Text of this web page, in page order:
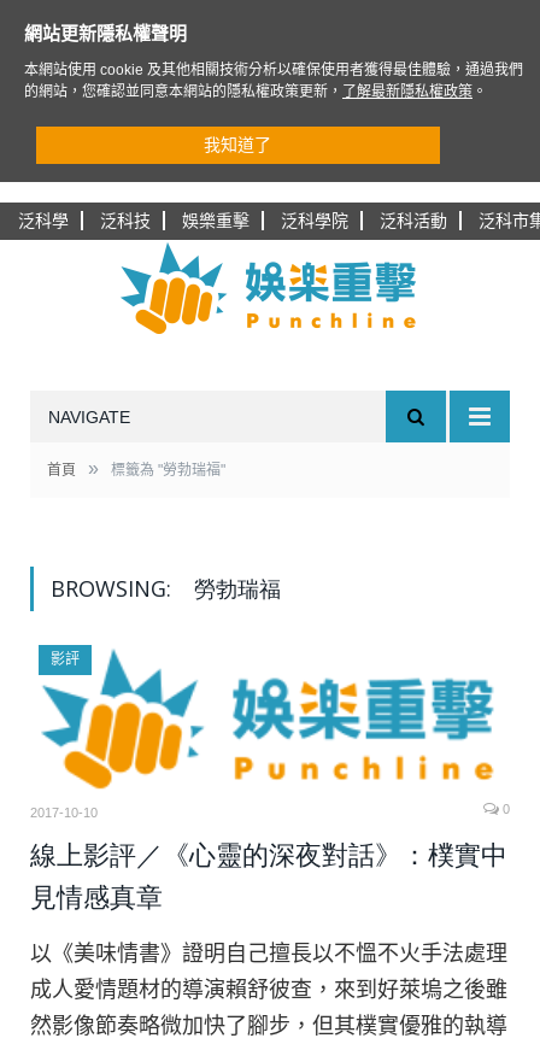
泛科學 泛科技 娛樂重擊 泛科學院 泛科活動 泛科市
NAVIGATE
首頁 » 標籤為 "勞勃瑞福"
BROWSING: 勞勃瑞福
影評
2017-10-10 0
線上影評／《心靈的深夜對話》：樸實中
見情感真章
以《美味情書》證明自己擅長以不慍不火手法處理
成人愛情題材的導演賴舒彼查，來到好萊塢之後雖
然影像節奏略微加快了腳步，但其樸實優雅的執導
網站更新隱私權聲明
本網站使用 cookie 及其他相關技術分析以確保使用者獲得最佳體驗，通過我們
的網站，您確認並同意本網站的隱私權政策更新，
了解最新隱私權政策 。
我知道了